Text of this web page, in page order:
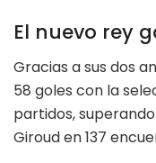
El nuevo rey
Gracias a sus dos
58 goles con la
partidos,
Giroud en 137